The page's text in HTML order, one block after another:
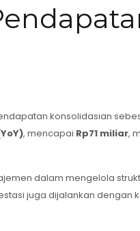
konsolidasian
, mencapai Rp71 miliar,
dalam mengelola
juga dijalankan